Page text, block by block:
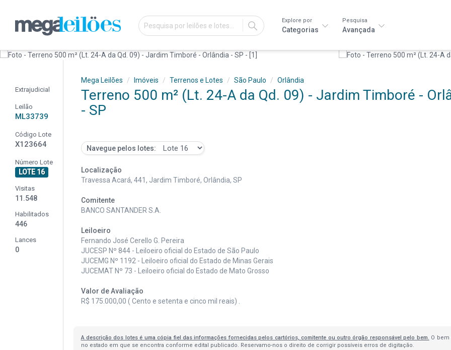
IR
Explore por
Categorias
Pesquisa
Avançada
Extrajudicial
Leilão
ML33739
Código Lote
X123664
Número Lote
LOTE 16
Visitas
11.548
Habilitados
446
Lances
0
Mega Leilões Imóveis Terrenos e Lotes São Paulo Orlândia
Terreno 500 m² (Lt. 24-A da Qd. 09) - Jardim Timboré -
- SP
Navegue pelos lotes:
Localização
Travessa Acará, 441, Jardim Timboré, Orlândia, SP
Comitente
BANCO SANTANDER S.A.
Leiloeiro
Fernando José Cerello G. Pereira
JUCESP Nº 844 - Leiloeiro oficial do Estado de São Paulo
JUCEMG Nº 1192 - Leiloeiro oficial do Estado de Minas Gerais
JUCEMAT Nº 73 - Leiloeiro oficial do Estado de Mato Grosso
Valor de Avaliação
R$ 175.000,00 ( Cento e setenta e cinco mil reais) .
A descrição dos lotes é uma cópia fiel das informações fornecidas pelos cartórios, comitente ou outro órgão responsável pelo bem. O bem
no estado em que se encontra conforme edital publicado. Reservamo-nos o direito de corrigir possíveis erros de digitação.